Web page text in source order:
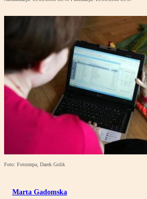
Foto: Fotorzepa, Darek Golik
Marta Gadomska